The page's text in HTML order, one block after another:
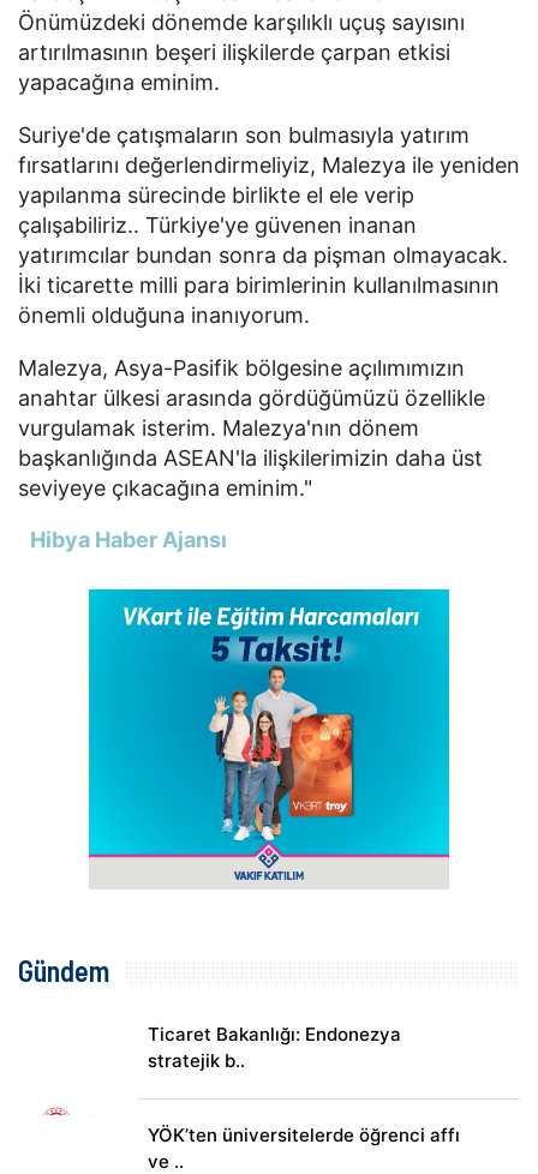
Önümüzdeki dönemde karşılıklı uçuş sayısını
artırılmasının beşeri ilişkilerde çarpan etkisi
yapacağına eminim.
Suriye'de çatışmaların son bulmasıyla yatırım
fırsatlarını değerlendirmeliyiz, Malezya ile yeniden
yapılanma sürecinde birlikte el ele verip
çalışabiliriz.. Türkiye'ye güvenen inanan
yatırımcılar bundan sonra da pişman olmayacak.
İki ticarette milli para birimlerinin kullanılmasının
önemli olduğuna inanıyorum.
Malezya, Asya-Pasifik bölgesine açılımımızın
anahtar ülkesi arasında gördüğümüzü özellikle
vurgulamak isterim. Malezya'nın dönem
başkanlığında ASEAN'la ilişkilerimizin daha üst
seviyeye çıkacağına eminim."
Hibya Haber Ajansı
Gündem
Ticaret Bakanlığı: Endonezya
stratejik b..
YÖK’ten üniversitelerde öğrenci affı
ve ..